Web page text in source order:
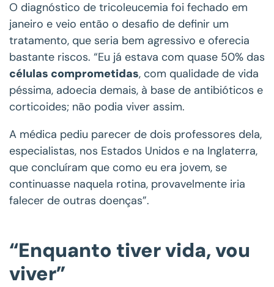
O diagnóstico de tricoleucemia foi fechado em
janeiro e veio então o desafio de definir um
tratamento, que seria bem agressivo e oferecia
bastante riscos. “Eu já estava com quase 50% das
células comprometidas, com qualidade de vida
péssima, adoecia demais, à base de antibióticos e
corticoides; não podia viver assim.
A médica pediu parecer de dois professores dela,
especialistas, nos Estados Unidos e na Inglaterra,
que concluíram que como eu era jovem, se
continuasse naquela rotina, provavelmente iria
falecer de outras doenças”.
“Enquanto tiver vida, vou
viver”